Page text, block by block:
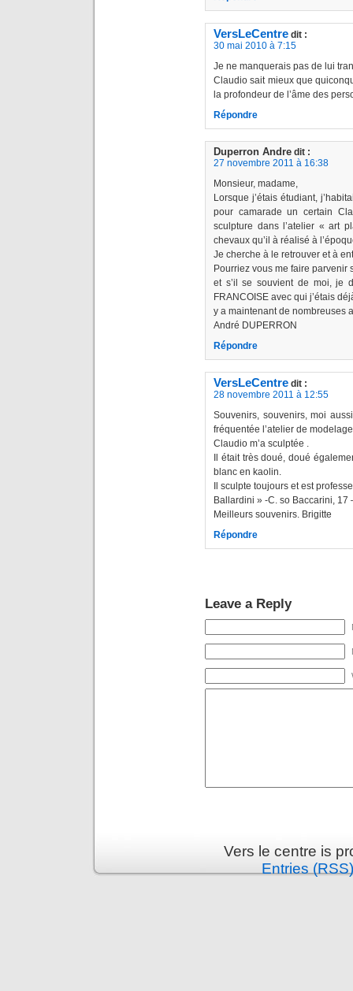
VersLeCentre dit :
30 mai 2010 à 7:15
Je ne manquerais pas de lui
Claudio sait mieux que
la profondeur de l’âme des
Répondre
Duperron Andre dit :
27 novembre 2011 à 16:38
Monsieur, madame,
Lorsque j’étais étudiant,
pour camarade un certain
sculpture dans l’atelier « art
chevaux qu’il à réalisé à
Je cherche à le retrouver et à
Pourriez vous me faire parvenir
et s’il se souvient de moi, je
FRANCOISE avec qui j’étais
y a maintenant de nombreuses
André DUPERRON
Répondre
VersLeCentre dit :
28 novembre 2011 à 12:55
Souvenirs, souvenirs, moi
fréquentée l’atelier de
Claudio m’a sculptée .
Il était très doué, doué
blanc en kaolin.
Il sculpte toujours et est
Ballardini » -C. so Baccarini, 17
Meilleurs souvenirs. Brigitte
Répondre
Leave a Reply
Vers le centre is
Entries (RSS)